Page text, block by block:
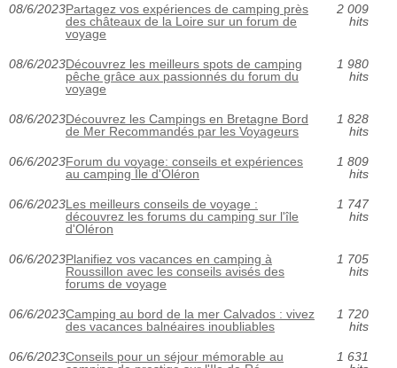
08/6/2023Partagez vos expériences de camping près
des châteaux de la Loire sur un forum de
voyage
2 009
hits
08/6/2023Découvrez les meilleurs spots de camping
pêche grâce aux passionnés du forum du
voyage
1 980
hits
08/6/2023Découvrez les Campings en Bretagne Bord
de Mer Recommandés par les Voyageurs
1 828
hits
06/6/2023Forum du voyage: conseils et expériences
au camping Île d'Oléron
1 809
hits
06/6/2023Les meilleurs conseils de voyage :
découvrez les forums du camping sur l'île
d'Oléron
1 747
hits
06/6/2023Planifiez vos vacances en camping à
Roussillon avec les conseils avisés des
forums de voyage
1 705
hits
06/6/2023Camping au bord de la mer Calvados : vivez
des vacances balnéaires inoubliables
1 720
hits
06/6/2023Conseils pour un séjour mémorable au
1 631